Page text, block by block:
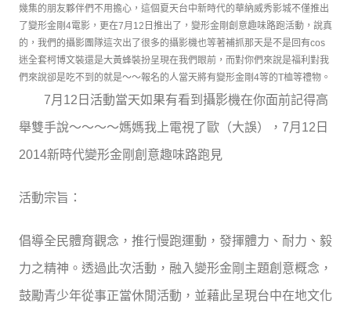
幾集的朋友夥伴們不用擔心，這個夏天台中新時代的華納威秀影城不僅推出
了變形金剛4電影，更在7月12日推出了，變形金剛創意趣味路跑活動，說真
的，我們的攝影團隊這次出了很多的攝影機也等著補抓那天是不是回有cos
迷全套柯博文裝還是大黃蜂裝扮呈現在我們眼前，而對你們來說是福利對我
們來說卻是吃不到的就是～～報名的人當天將有變形金剛4等的T桖等禮物。
7月12日活動當天如果有看到攝影機在你面前記得高
舉雙手說～～～～媽媽我上電視了歐（大誤），7月12日
2014新時代變形金剛創意趣味路跑見
活動宗旨：
倡導全民體育觀念，推行慢跑運動，發揮體力、耐力、毅
力之精神。透過此次活動，融入變形金剛主題創意概念，
鼓勵青少年從事正當休閒活動，並藉此呈現台中在地文化